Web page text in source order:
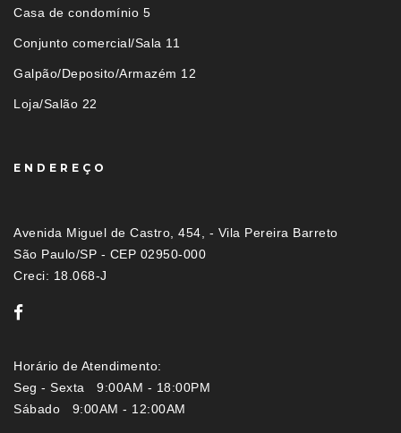
Casa de condomínio 5
Conjunto comercial/Sala 11
Galpão/Deposito/Armazém 12
Loja/Salão 22
ENDEREÇO
Avenida Miguel de Castro, 454, - Vila Pereira Barreto
São Paulo/SP - CEP 02950-000
Creci: 18.068-J
Horário de Atendimento:
Seg - Sexta 9:00AM - 18:00PM
Sábado 9:00AM - 12:00AM